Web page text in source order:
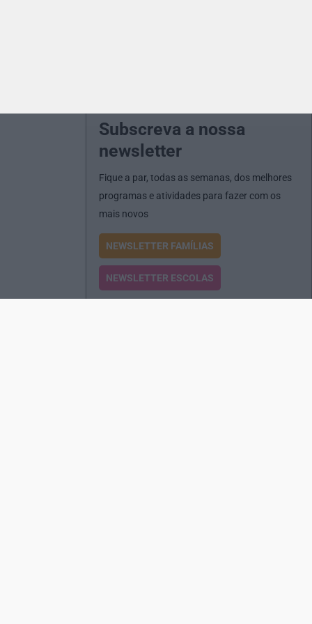
Subscreva a nossa
newsletter
Fique a par, todas as semanas, dos melhores
programas e atividades para fazer com os
mais novos
NEWSLETTER FAMÍLIAS
NEWSLETTER ESCOLAS